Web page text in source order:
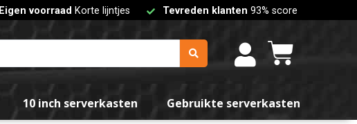
Eigen voorraad Korte lijntjes Tevreden klanten 93% score
10 inch serverkasten Gebruikte serverkasten
Filteren